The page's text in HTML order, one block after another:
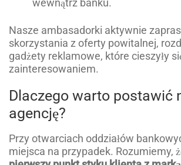
wewnątrz banku.
Nasze ambasadorki aktywnie
skorzystania z oferty powitalnej,
gadżety reklamowe, które cieszyły
zainteresowaniem.
Dlaczego warto postawić
agencję?
Przy otwarciach oddziałów
miejsca na przypadek. Rozumiemy,